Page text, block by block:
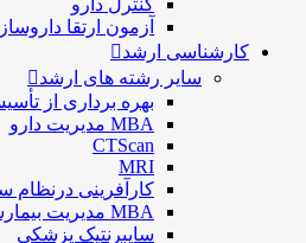
آزمون ارتقا
کارشناسی ارشد
سایر رشته های ارشد
بهره برداری از
MBA مدیریت دارو
CTScan
MRI
کارآفرینی درنظام
MBA مدیریت بیمارستانی
سایبرنتیک پزشکی